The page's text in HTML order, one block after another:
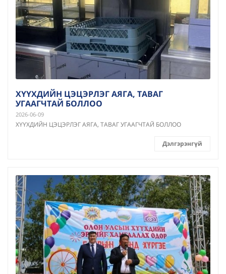
ХҮҮХДИЙН ЦЭЦЭРЛЭГ АЯГА, ТАВАГ
УГААГЧТАЙ БОЛЛОО
2026-06-09
ХҮҮХДИЙН ЦЭЦЭРЛЭГ АЯГА, ТАВАГ УГААГЧТАЙ БОЛЛОО
Дэлгэрэнгүй